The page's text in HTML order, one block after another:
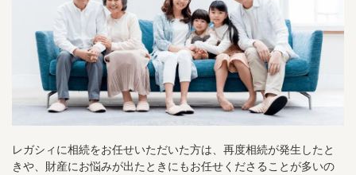
レガシィに相続をお任せいただいた方は、再度相続が発生したと
きや、財産にお悩みが出たときにもお任せくださることが多いの